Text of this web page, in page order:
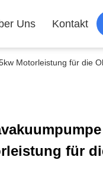
Uns Kontakt
Motorleistung für die
für